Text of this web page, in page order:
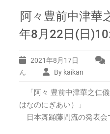
阿々豊前中津
年8月22日(日
2021年8月17日
ん
By kaikan
「阿々 豊前中津華之仁
はなのにぎあい）」
日本舞踊藤間流の発表会